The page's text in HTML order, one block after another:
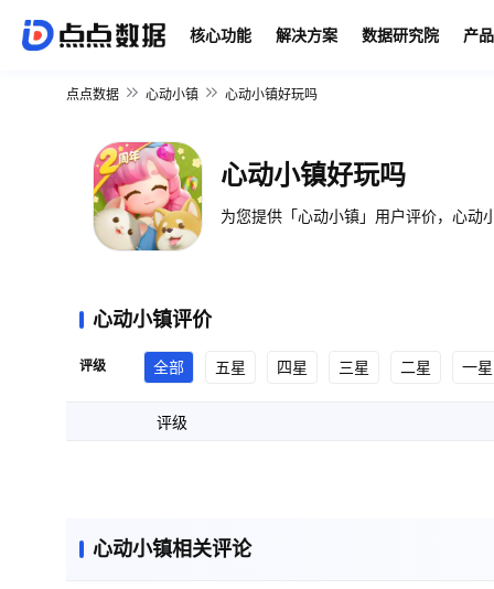
核心功能 解决方案 数据研究院 产
点点数据 心动小镇 心动小镇好玩吗
心动小镇好玩吗
为您提供「心动小镇」用户评价，心动
心动小镇评价
评级 全部 五星 四星 三星 二星 一星
评级
心动小镇相关评论